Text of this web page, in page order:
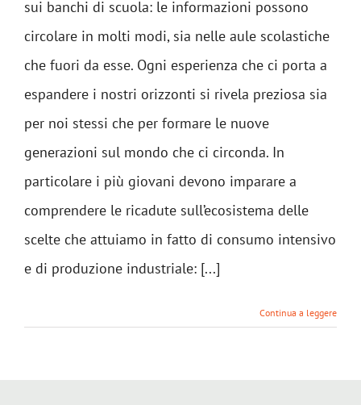
sui banchi di scuola: le informazioni possono
circolare in molti modi, sia nelle aule scolastiche
che fuori da esse. Ogni esperienza che ci porta a
espandere i nostri orizzonti si rivela preziosa sia
per noi stessi che per formare le nuove
generazioni sul mondo che ci circonda. In
particolare i più giovani devono imparare a
comprendere le ricadute sull’ecosistema delle
scelte che attuiamo in fatto di consumo intensivo
e di produzione industriale: [...]
Continua a leggere